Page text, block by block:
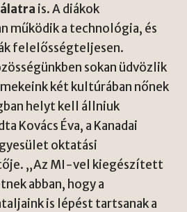
is. A diákok
működik a technológia, és
felelősségteljesen.
sokan üdvözlik
két kultúrában nőnek
helyt kell állniuk
Kovács Éva, a Kanadai
oktatási
„Az MI-vel kiegészített
abban, hogy a
is lépést tartsanak a